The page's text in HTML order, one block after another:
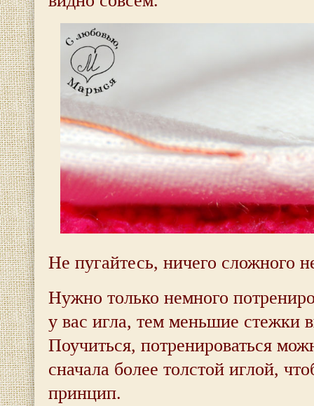
Не пугайтесь, ничего сложного
Нужно только немного
у вас игла, тем меньшие стежки
Поучиться, потренироваться
сначала более толстой иглой,
принцип.